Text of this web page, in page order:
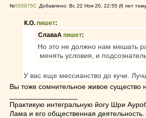
№555875 Добавлено: Вс 22 Ноя 20, 22:55 (6 лет
К.О. пишет:
СлаваА пишет:
Но это не должно нам мешать
менять условия, и
У вас еще мессианство до кучи.
Вы тоже сомнительное живое существо
Практикую интегральную йогу Шри
Лама и его общественная деятельность.